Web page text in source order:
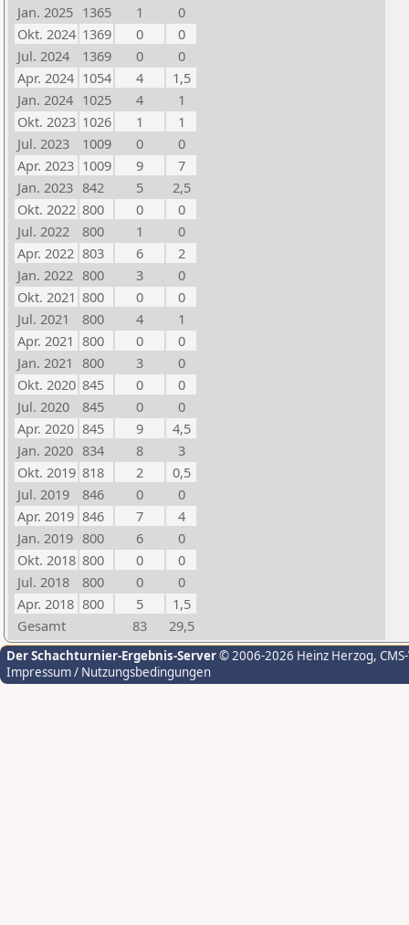
Jan. 2025 1365 1
0
Okt. 2024 1369 0
0
Jul. 2024
1369 0
0
Apr. 2024 1054 4
1,5
Jan. 2024 1025 4
1
Okt. 2023 1026 1
1
Jul. 2023
1009 0
0
Apr. 2023 1009 9
7
Jan. 2023 842 5
2,5
Okt. 2022 800 0
0
Jul. 2022
800 1
0
Apr. 2022 803 6
2
Jan. 2022 800 3
0
Okt. 2021 800 0
0
Jul. 2021
800 4
1
Apr. 2021 800 0
0
Jan. 2021 800 3
0
Okt. 2020 845 0
0
Jul. 2020
845 0
0
Apr. 2020 845 9
4,5
Jan. 2020 834 8
3
Okt. 2019 818 2
0,5
Jul. 2019
846 0
0
Apr. 2019 846 7
4
Jan. 2019 800 6
0
Okt. 2018 800 0
0
Jul. 2018
800 0
0
Apr. 2018 800 5
1,5
Gesamt
83 29,5
Der Schachturnier-Ergebnis-Server© 2006-2026 Heinz Herzog,
Impressum / Nutzungsbedingungen